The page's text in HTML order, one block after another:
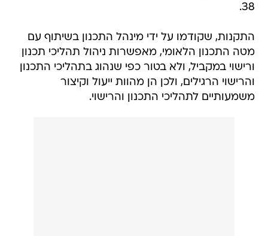
התקנות, שקודמו על ידי מינהל התכנון בשיתוף עם
ורישוי במקביל, ולא בטור כפי שנהוג בתהליכי התכנון
והרישוי הרגילים, ולכן הן מהוות ייעול וקיצור
משמעותיים לתהליכי התכנון והרישוי.